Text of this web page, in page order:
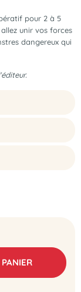
pour 2 à 5
unir vos forces
dangereux qui